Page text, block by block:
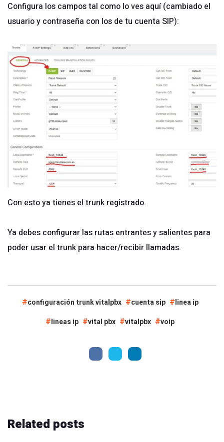
Configura los campos tal como lo ves aquí (cambiado el
usuario y contraseña con los de tu cuenta SIP):
Con esto ya tienes el trunk registrado.
Ya debes configurar las rutas entrantes y salientes para
poder usar el trunk para hacer/recibir llamadas.
configuración trunk vitalpbx cuenta sip
linea ip
lineas ip
vital pbx vitalpbx voip
Related posts